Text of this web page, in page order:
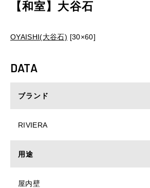
【和室】大谷石
OYAISHI(大谷石) [30×60]
DATA
ブランド
RIVIERA
用途
屋内壁